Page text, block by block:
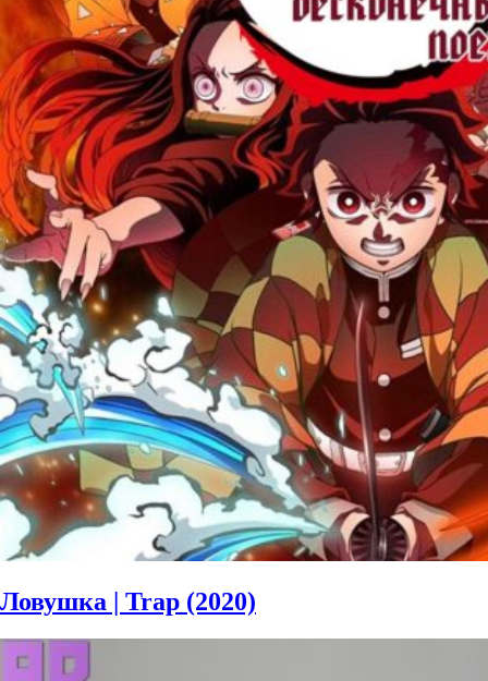
Ловушка | Trap (2020)